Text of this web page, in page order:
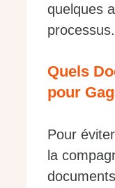
quelques
processus.
Quels
pour
Pour
la